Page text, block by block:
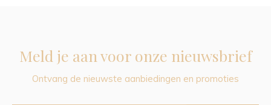
Meld je aan voor onze nieuwsbrief
Ontvang de nieuwste aanbiedingen en promoties